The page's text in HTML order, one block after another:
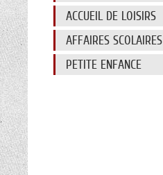
ACCUEIL DE LOISIRS
AFFAIRES SCOLAIRES
PETITE ENFANCE